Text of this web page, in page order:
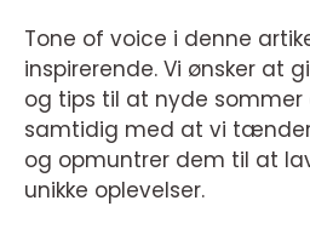
Tone of voice i denne
inspirerende. Vi ønsker at
og tips til at nyde
samtidig med at vi
og opmuntrer dem til at
unikke oplevelser.